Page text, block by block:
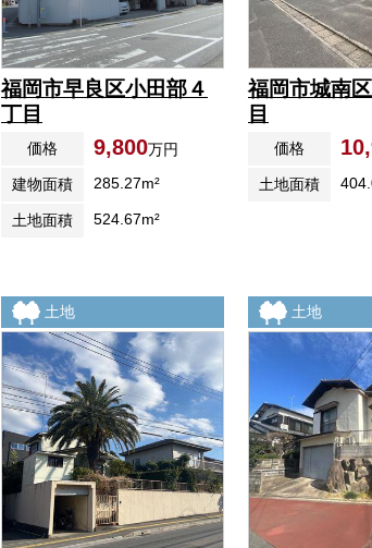
福岡市早良区小田部４
丁目
価格 9,800万円
建物面積
285.27m²
土地面積 524.67m²
福岡市城南
目
価格
土地面積
土地 土地